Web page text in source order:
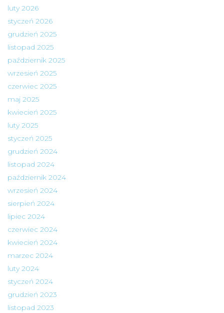
luty 2026
styczeń 2026
grudzień 2025
listopad 2025
październik 2025
wrzesień 2025
czerwiec 2025
maj 2025
kwiecień 2025
luty 2025
styczeń 2025
grudzień 2024
listopad 2024
październik 2024
wrzesień 2024
sierpień 2024
lipiec 2024
czerwiec 2024
kwiecień 2024
marzec 2024
luty 2024
styczeń 2024
grudzień 2023
listopad 2023